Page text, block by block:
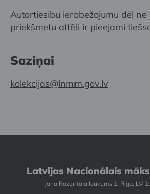
Autortiesību ierobežojumu dēļ ne
priekšmetu attēli ir pieejami
Saziņai
kolekcijas@lnmm.gov.lv
Latvijas Nacionālais
Jaņa Rozentāla laukums 1, Rīga, LV-